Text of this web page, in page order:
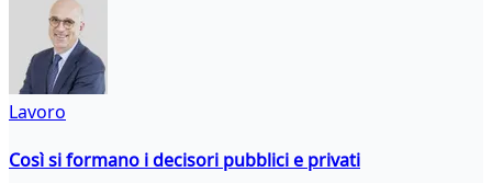
Lavoro
Così si formano i decisori pubblici e privati